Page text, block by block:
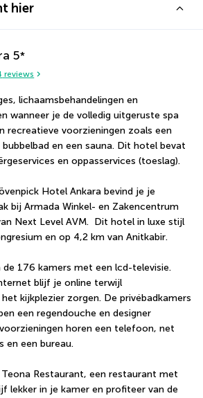
hier
5*
reviews
lichaamsbehandelingen en
wanneer je de volledig uitgeruste spa
recreatieve voorzieningen zoals een
en een sauna. Dit hotel bevat
en oppasservices (toeslag).
Hotel Ankara bevind je je
bij Armada Winkel- en Zakencentrum
Next Level AVM.  Dit hotel in luxe stijl
en op 4,2 km van Anitkabir.
176 kamers met een lcd-televisie.
blijf je online terwijl
kijkplezier zorgen. De privébadkamers
een regendouche en designer
horen een telefoon, net
en een bureau.
Restaurant, een restaurant met
lekker in je kamer en profiteer van de